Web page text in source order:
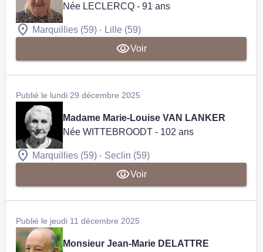
Née LECLERCQ - 91 ans
Marquillies (59) - Lille (59)
Voir
Publié le lundi 29 décembre 2025
Madame Marie-Louise VAN LANKER
Née WITTEBROODT - 102 ans
Marquillies (59) - Seclin (59)
Voir
Publié le jeudi 11 décembre 2025
Monsieur Jean-Marie DELATTRE